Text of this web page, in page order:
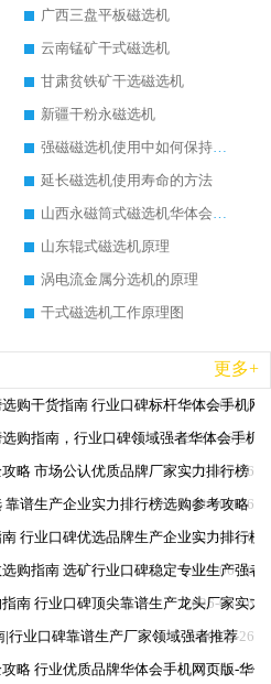
广西三盘平板磁选机
云南锰矿干式磁选机
甘肃贫铁矿干选磁选机
新疆干粉永磁选机
强磁磁选机使用中如何保持其顺畅运行
延长磁选机使用寿命的方法
山西永磁筒式磁选机华体会手机网页版-华体会(中国)
山东辊式磁选机原理
涡电流金属分选机的原理
干式磁选机工作原理图
更多+
2026-06-26
购干货指南 行业口碑标杆华体会手机网
2026-06-26
购指南，行业口碑领域强者华体会手机
2026-06-26
略 市场公认优质品牌厂家实力排行榜
2026-06-26
谱生产企业实力排行榜选购参考攻略
2026-06-26
行业口碑优选品牌生产企业实力排行榜
2026-06-26
购指南 选矿行业口碑稳定专业生产强者
2026-06-26
南 行业口碑顶尖靠谱生产龙头厂家实力
2026-06-26
|行业口碑靠谱生产厂家领域强者推荐
2026-06-26
略 行业优质品牌华体会手机网页版-华